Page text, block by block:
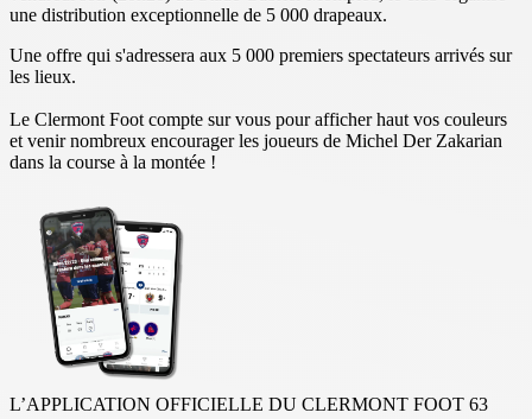
une distribution exceptionnelle de 5 000 drapeaux.
Une offre qui s'adressera aux 5 000 premiers spectateurs arrivés sur
les lieux.
Le Clermont Foot compte sur vous pour afficher haut vos couleurs
et venir nombreux encourager les joueurs de Michel Der Zakarian
dans la course à la montée !
L’APPLICATION OFFICIELLE DU CLERMONT FOOT 63